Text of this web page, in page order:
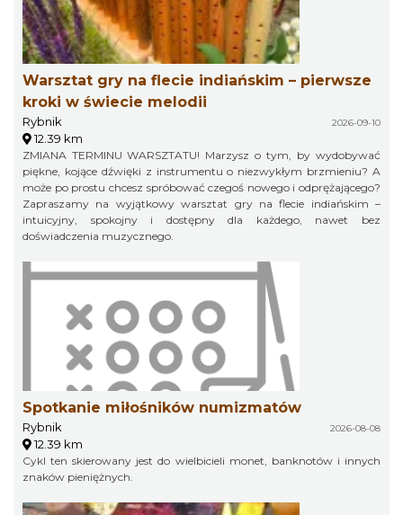
Warsztat gry na flecie indiańskim – pierwsze
kroki w świecie melodii
Rybnik 2026-09-10
12.39 km
ZMIANA TERMINU WARSZTATU! Marzysz o tym, by wydobywać
piękne, kojące dźwięki z instrumentu o niezwykłym brzmieniu? A
może po prostu chcesz spróbować czegoś nowego i odprężającego?
Zapraszamy na wyjątkowy warsztat gry na flecie indiańskim –
intuicyjny, spokojny i dostępny dla każdego, nawet bez
doświadczenia muzycznego.
Spotkanie miłośników numizmatów
Rybnik 2026-08-08
12.39 km
Cykl ten skierowany jest do wielbicieli monet, banknotów i innych
znaków pieniężnych.